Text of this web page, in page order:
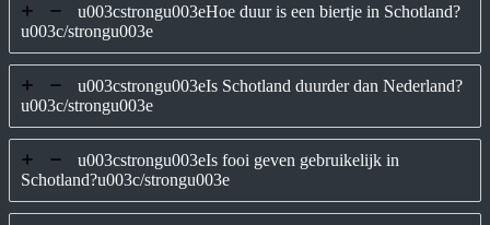
u003cstrongu003eHoe duur is een biertje in Schotland?
u003c/strongu003e
u003cstrongu003eIs Schotland duurder dan Nederland?
u003c/strongu003e
u003cstrongu003eIs fooi geven gebruikelijk in
Schotland?u003c/strongu003e